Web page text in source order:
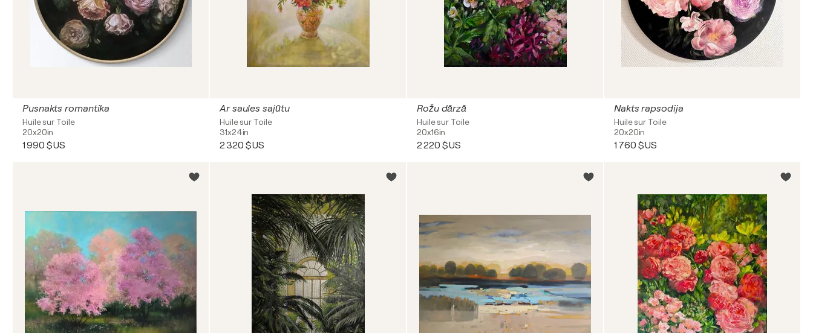
Pusnakts romantika
Huile sur Toile
20x20in
1 990 $US
Ar saules sajūtu
Huile sur Toile
31x24in
2 320 $US
Rožu dārzā
Huile sur Toile
20x16in
2 220 $US
Nakts rapsodija
Huile sur Toile
20x20in
1 760 $US